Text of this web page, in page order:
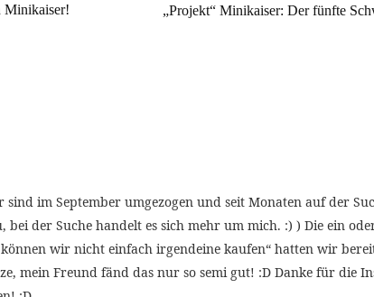
Minikaiser! „Projekt“ Minikaiser: Der fünfte
im September umgezogen und seit Monaten auf der
der Suche handelt es sich mehr um mich. :) ) Die ein
wir nicht einfach irgendeine kaufen“ hatten wir
mein Freund fänd das nur so semi gut! :D Danke für